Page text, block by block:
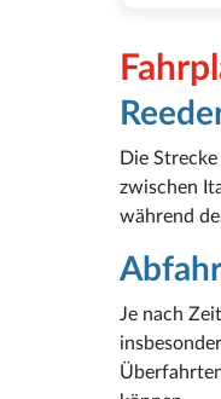
Die
zwischen
während
Je nach